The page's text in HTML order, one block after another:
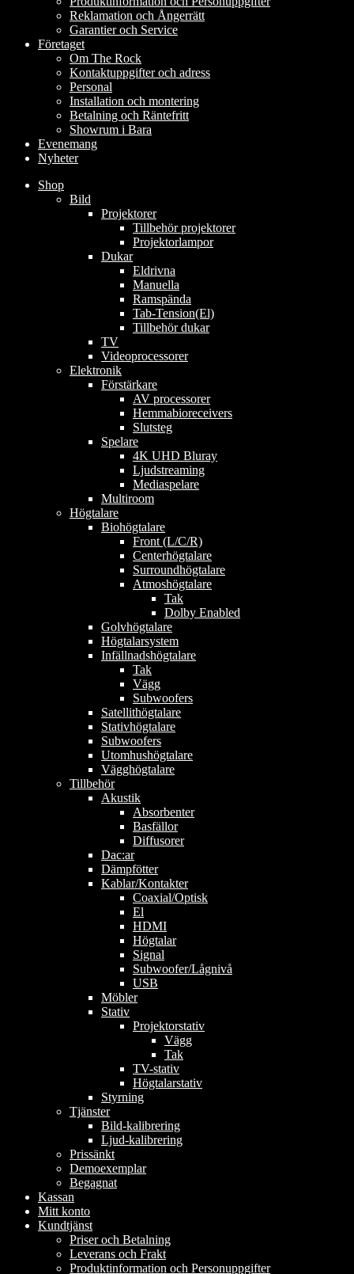
Reklamation och Ångerrätt
Garantier och Service
Företaget
Om The Rock
Kontaktuppgifter och adress
Personal
Installation och montering
Betalning och Räntefritt
Showrum i Bara
Evenemang
Nyheter
Shop
Bild
Projektorer
Tillbehör projektorer
Projektorlampor
Dukar
Eldrivna
Manuella
Ramspända
Tab-Tension(El)
Tillbehör dukar
TV
Videoprocessorer
Elektronik
Förstärkare
AV processorer
Hemmabioreceivers
Slutsteg
Spelare
4K UHD Bluray
Ljudstreaming
Mediaspelare
Multiroom
Högtalare
Biohögtalare
Front (L/C/R)
Centerhögtalare
Surroundhögtalare
Atmoshögtalare
Tak
Dolby Enabled
Golvhögtalare
Högtalarsystem
Infällnadshögtalare
Tak
Vägg
Subwoofers
Satellithögtalare
Stativhögtalare
Subwoofers
Utomhushögtalare
Vägghögtalare
Tillbehör
Akustik
Absorbenter
Basfällor
Diffusorer
Dac:ar
Dämpfötter
Kablar/Kontakter
Coaxial/Optisk
El
HDMI
Högtalar
Signal
Subwoofer/Lågnivå
USB
Möbler
Stativ
Projektorstativ
Vägg
Tak
TV-stativ
Högtalarstativ
Styrning
Tjänster
Bild-kalibrering
Ljud-kalibrering
Prissänkt
Demoexemplar
Begagnat
Kassan
Mitt konto
Kundtjänst
Priser och Betalning
Leverans och Frakt
Produktinformation och Personuppgifter